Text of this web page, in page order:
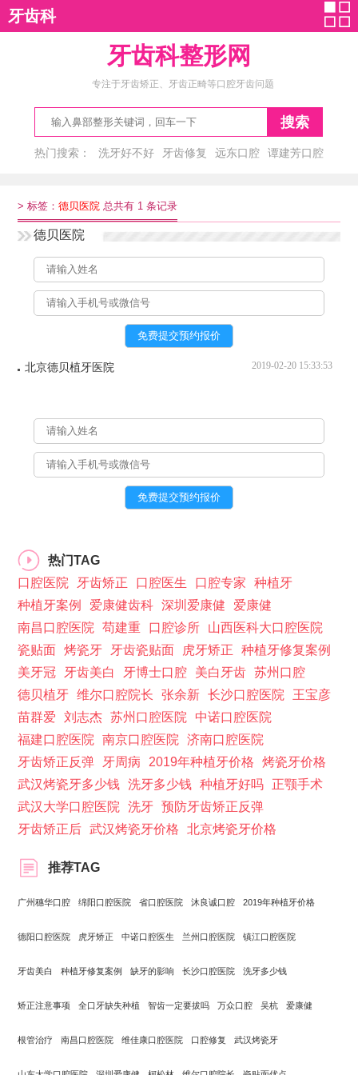
牙齿科整形网
专注于牙齿矫正、牙齿正畸等口腔牙齿问题
搜索
热门搜索： 洗牙好不好 牙齿修复 远东口腔
谭建芳口腔
牙齿科
>标签：德贝医院 总共有 1 条记录
德贝医院
2019-02-20 15:33:53
北京德贝植牙医院
热门TAG
口腔医院
牙齿矫正 口腔医生 口腔专家
种植牙
种植牙案例
爱康健齿科 深圳爱康健
爱康健
南昌口腔医院
苟建重 口腔诊所
山西医科大口腔医院
瓷贴面
烤瓷牙 牙齿瓷贴面 虎牙矫正
种植牙修复案例
美牙冠
牙齿美白 牙博士口腔 美白牙齿
苏州口腔
德贝植牙
维尔口腔院长 张余新 长沙口腔医院
王宝彦
苗群爱
刘志杰 苏州口腔医院
中诺口腔医院
福建口腔医院
南京口腔医院
济南口腔医院
牙齿矫正反弹
牙周病 2019年种植牙价格
烤瓷牙价格
武汉烤瓷牙多少钱
洗牙多少钱 种植牙好吗
正颚手术
武汉大学口腔医院
洗牙
预防牙齿矫正反弹
牙齿矫正后
武汉烤瓷牙价格 北京烤瓷牙价格
推荐TAG
广州穗华口腔 绵阳口腔医院 省口腔医院 沐良诚口腔 2019年种植牙价格
德阳口腔医院 虎牙矫正 中诺口腔医生 兰州口腔医院 镇江口腔医院
牙齿美白 种植牙修复案例 缺牙的影响 长沙口腔医院 洗牙多少钱
矫正注意事项 全口牙缺失种植 智齿一定要拔吗 万众口腔 吴杭 爱康健
根管治疗 南昌口腔医院 维佳康口腔医院 口腔修复 武汉烤瓷牙